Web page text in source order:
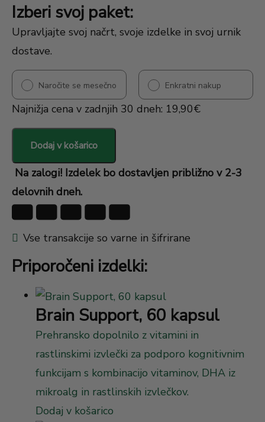
Izberi svoj paket:
Upravljajte svoj načrt, svoje izdelke in svoj urnik
dostave.
Enkratni nakup
Naročite se mesečno
Najnižja cena v zadnjih 30 dneh: 19,90€
Dodaj v košarico
Na zalogi! Izdelek bo dostavljen približno v 2-3
delovnih dneh.
Vse transakcije so varne in šifrirane
Priporočeni izdelki:
Brain Support, 60 kapsul
Prehransko dopolnilo z vitamini in
rastlinskimi izvlečki za podporo kognitivnim
funkcijam s kombinacijo vitaminov, DHA iz
mikroalg in rastlinskih izvlečkov.
Dodaj v košarico